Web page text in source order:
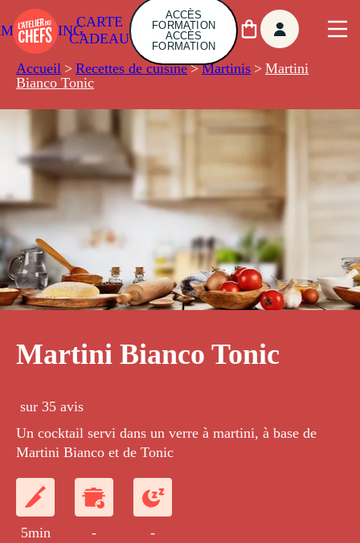
CARTE
CADEAU
ACCÈS
FORMATION
ACCÈS
FORMATION
Accueil > Recettes de cuisine > Martinis > Martini
Bianco Tonic
Martini Bianco Tonic
sur 35 avis
Un cocktail servi dans un verre à martini, à base de
Martini Bianco et de Tonic
5min - -